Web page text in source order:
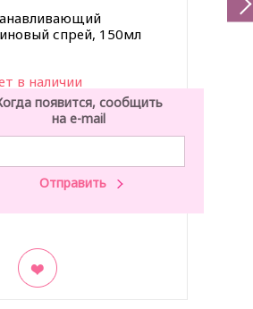
спрей, 150мл
в наличии
появится, сообщить
на e-mail